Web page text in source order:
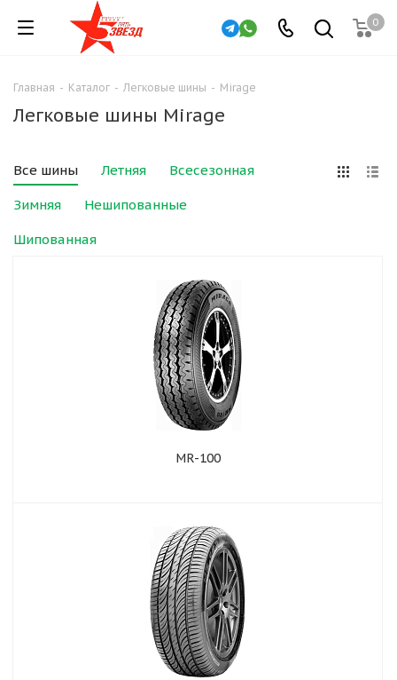
0
Главная - Каталог - Легковые шины - Mirage
Легковые шины Mirage
Все шины Летняя Всесезонная
Зимняя Нешипованные
Шипованная
MR-100